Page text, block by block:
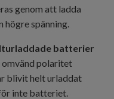
genom att ladda
spänning.
batterier
omvänd polaritet
blivit helt urladdat
inte batteriet.